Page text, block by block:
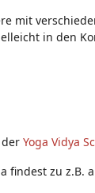
mit
in den
Yoga Vidya
findest zu z.B.